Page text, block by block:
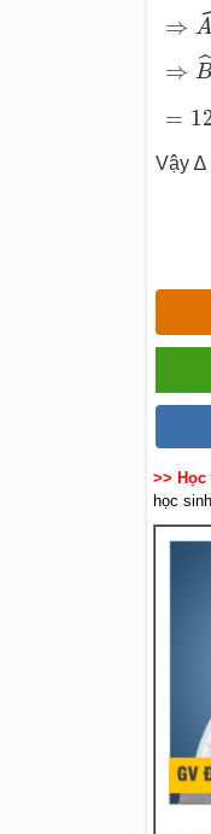
⇒ A
⇒ B
=
Vậy ∆
>>
học